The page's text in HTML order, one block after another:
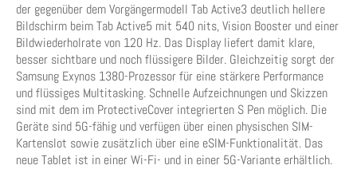
der gegenüber dem Vorgängermodell Tab Active3 deutlich hellere
Bildschirm beim Tab Active5 mit 540 nits, Vision Booster und einer
Bildwiederholrate von 120 Hz. Das Display liefert damit klare,
besser sichtbare und noch flüssigere Bilder. Gleichzeitig sorgt der
Samsung Exynos 1380-Prozessor für eine stärkere Performance
und flüssiges Multitasking. Schnelle Aufzeichnungen und Skizzen
sind mit dem im ProtectiveCover integrierten S Pen möglich. Die
Geräte sind 5G-fähig und verfügen über einen physischen SIM-
Kartenslot sowie zusätzlich über eine eSIM-Funktionalität. Das
neue Tablet ist in einer Wi-Fi- und in einer 5G-Variante erhältlich.